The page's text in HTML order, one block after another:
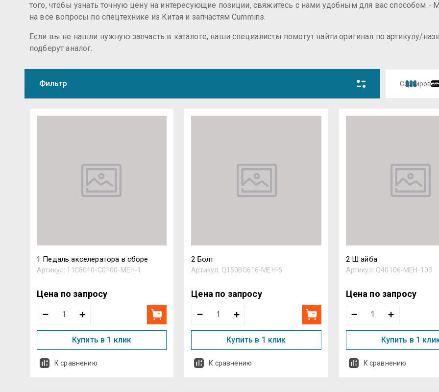
того, чтобы узнать точную цену на интересующие позиции, свяжитесь с нами удобным для вас способом -
на все вопросы по спецтехнике из Китая и запчастям Cummins.
Если вы не нашли нужную запчасть в каталоге, наши специалисты помогут найти оригинал по артикулу/
подберут аналог.
Фильтр
1 Педаль акселератора в сборе
Артикул: 1108010-C0100-MEH-1
Цена по запросу
Купить в 1 клик
К сравнению
2 Болт
Артикул: Q150B0616-MEH-5
Цена по запросу
Купить в 1 клик
К сравнению
2 Ш айба
Артикул: Q40106-MEH-103
Цена по запросу
Купить в 1
К сравнению